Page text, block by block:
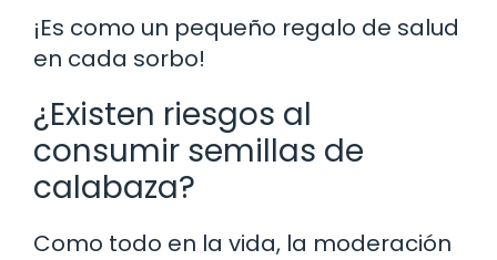
¡Es como un pequeño regalo de salud
en cada sorbo!
¿Existen riesgos al
consumir semillas de
calabaza?
Como todo en la vida, la moderación